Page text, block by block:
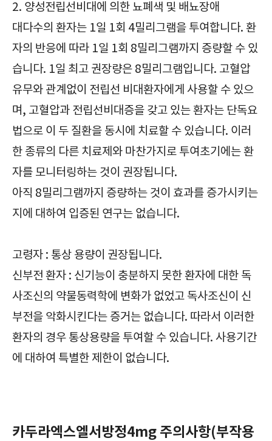
2. 양성전립선비대에 의한 뇨폐색 및 배뇨장애
대다수의 환자는 1일 1회 4밀리그램을 투여합니다. 환
자의 반응에 따라 1일 1회 8밀리그램까지 증량할 수 있
습니다. 1일 최고 권장량은 8밀리그램입니다. 고혈압
유무와 관계없이 전립선 비대환자에게 사용할 수 있으
며, 고혈압과 전립선비대증을 갖고 있는 환자는 단독요
법으로 이 두 질환을 동시에 치료할 수 있습니다. 이러
한 종류의 다른 치료제와 마찬가지로 투여초기에는 환
자를 모니터링하는 것이 권장됩니다.
아직 8밀리그램까지 증량하는 것이 효과를 증가시키는
지에 대하여 입증된 연구는 없습니다.
고령자 : 통상 용량이 권장됩니다.
신부전 환자 : 신기능이 충분하지 못한 환자에 대한 독
사조신의 약물동력학에 변화가 없었고 독사조신이 신
부전을 악화시킨다는 증거는 없습니다. 따라서 이러한
환자의 경우 통상용량을 투여할 수 있습니다. 사용기간
에 대하여 특별한 제한이 없습니다.
카두라엑스엘서방정4mg 주의사항(부작용